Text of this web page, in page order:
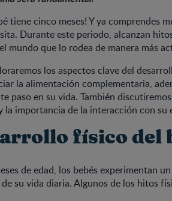
tiene cinco meses! Y ya comprendes
Durante este periodo, alcanzan
mundo que lo rodea de manera más
los aspectos clave del
la alimentación complementaria,
paso en su vida. También
la importancia de la interacción con su
físico del
de edad, los bebés experimentan
su vida diaria. Algunos de los hitos